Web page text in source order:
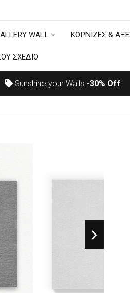
ΣΧΕΔΙΟWALL ΚΟΡΝΙΖΕΣ &
ΣΧΕΔΙΟ
Sunshine your Walls -30% Off